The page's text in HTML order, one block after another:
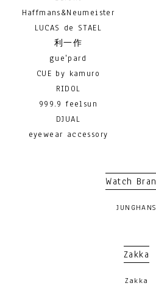
Haffmans&Neumeister
LUCAS de STAEL
利一作
gue'pard
CUE by kamuro
RIDOL
999.9 feelsun
DJUAL
eyewear accessory
Watch
JUNGHANS
Zakka
Zakka